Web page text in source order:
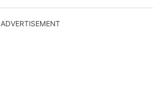
ADVERTISEMENT